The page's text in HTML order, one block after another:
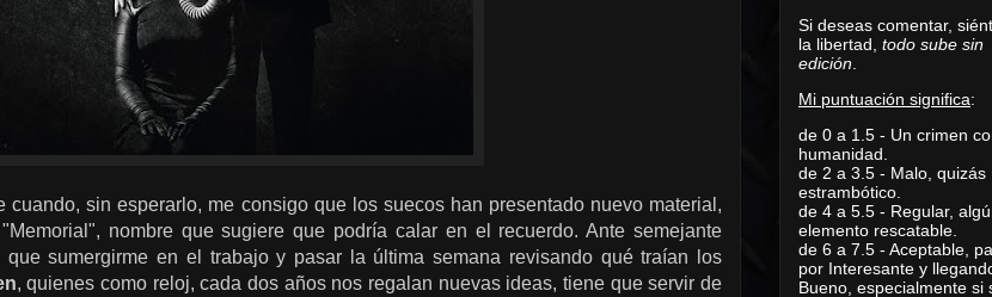
cuando, sin esperarlo, me consigo que los suecos han presentado nuevo material,
nombre que sugiere que podría calar en el recuerdo. Ante semejante
sumergirme en el trabajo y pasar la última semana revisando qué traían los
, quienes como reloj, cada dos años nos regalan nuevas ideas, tiene que servir de
Si deseas comentar,
la libertad, todo sube sin
edición
Mi puntuación significa:
de 0 a 1.5 - Un crimen
humanidad.
de 2 a 3.5 - Malo, quizás
estrambótico.
de 4 a 5.5 - Regular,
elemento rescatable.
de 6 a 7.5 - Aceptable,
por Interesante y
Bueno, especialmente si